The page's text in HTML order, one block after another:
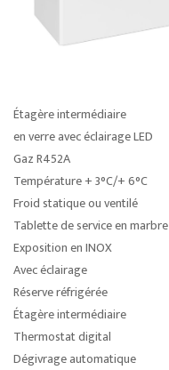
Étagère intermédiaire
en verre avec éclairage LED
Gaz R452A
Température + 3°C/+ 6°C
Froid statique ou ventilé
Tablette de service en marbre
Exposition en INOX
Avec éclairage
Réserve réfrigérée
Étagère intermédiaire
Thermostat digital
Dégivrage automatique